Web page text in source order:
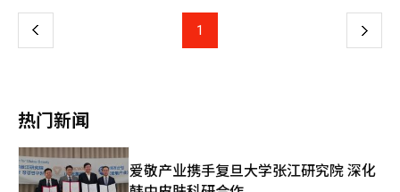
策本部长车勇浩近日访问外籍人士综合咨询中心，检查外籍劳动者
人权侵害举报体系的运行情况，并对咨询现场进行了检查。车勇浩
部长在与咨询师的座谈会上表示：“1345外籍人士综合咨询中心
负责地应对。”※ 本报道经人工智能（AI）系统翻译与编辑。
仍被强迫提前上班和接受不当工作指示，甚至被要求趴下，最终在
长时间的职场骚扰后流产，这一指控引发了相当大的波澜。 军队
前此事件也在分离处理后，由首都军团主导进行调查。 关于处分
变更式法律事务所一路代表律师表示：“如果存在多项不当行为，
如辱骂、性骚扰、滥用职权，并且受害者超过两人，且持续时间较
可能在私下对下属也有不当行为。许多网友在女性社区中对郑清来
表示不满，要求其辞去党代表职务。此前，郑清来在5月3日于釜山
主党代表的身份表示遗憾。另一位议员成日宗也批评此行为为“儿
童虐待”。民主党随后表示，郑清来对事件中受到影响的孩子及其
家长表示歉意。河正宇也对事件表示遗憾，并承诺今后会更加谨
慎。※ 本报道经人工智能（AI）系统翻译与编辑。
上 1 下
热门新闻
爱敬产业携手复旦大学张江研究院 深化